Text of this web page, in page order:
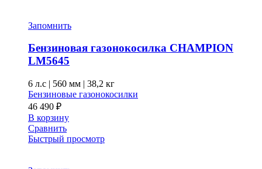
Запомнить
Бензиновая газонокосилка CHAMPION
LM5645
6 л.с | 560 мм | 38,2 кг
Бензиновые газонокосилки
46 490 ₽
В корзину
Сравнить
Быстрый просмотр